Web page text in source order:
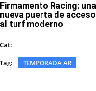
Firmamento Racing: una
nueva puerta de acceso
al turf moderno
Cat:
Tag: TEMPORADA AR